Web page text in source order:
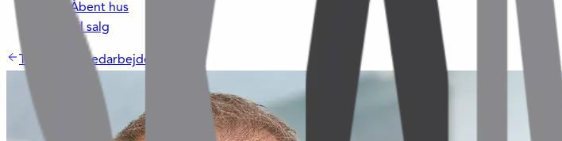
Åbent hus
Til salg
Tilbage til Medarbejdere